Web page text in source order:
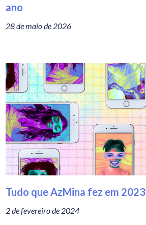
ano
28 de maio de 2026
Tudo que AzMina fez em 2023
2 de fevereiro de 2024